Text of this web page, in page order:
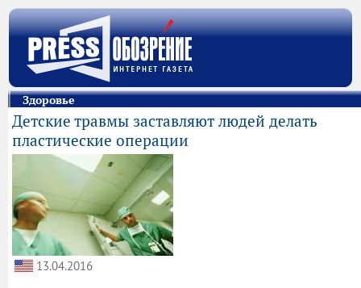
Здоровье
Детские травмы заставляют людей делать
пластические операции
13.04.2016